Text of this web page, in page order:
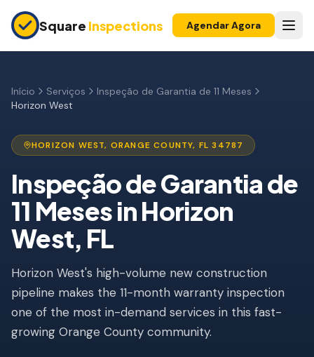
Square Inspections Agendar Agora
Inspeção Pré-Compra
Garantia 11 Meses
Inspeção de Apartamento
Inspeção Pré-Listagem
Imóvel para Investimento
INSPEÇÕES DE SEGURO
Inspeção 4 Pontos
Mitigação de Vento
Início Serviços
Inspeção de Garantia de 11 Meses
Horizon West
HORIZON WEST, ORANGE COUNTY, FL 34787
Inspeção de Garantia de
11 MesesinHorizon
West, FL
Horizon West's high-volume new construction
pipeline makes the 11-month warranty inspection
one of the most in-demand services in this fast-
growing Orange County community.